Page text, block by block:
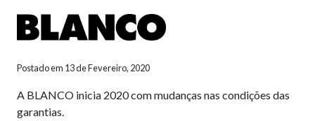
Postado em 13 de Fevereiro, 2020
A BLANCO inicia 2020 com mudanças nas condições das
garantias.